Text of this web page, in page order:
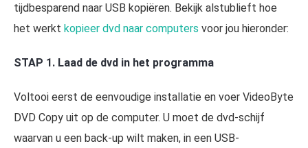
tijdbesparend naar USB kopiëren. Bekijk alstublieft hoe
het werkt kopieer dvd naar computers voor jou hieronder:
STAP 1. Laad de dvd in het programma
Voltooi eerst de eenvoudige installatie en voer VideoByte
DVD Copy uit op de computer. U moet de dvd-schijf
waarvan u een back-up wilt maken, in een USB-